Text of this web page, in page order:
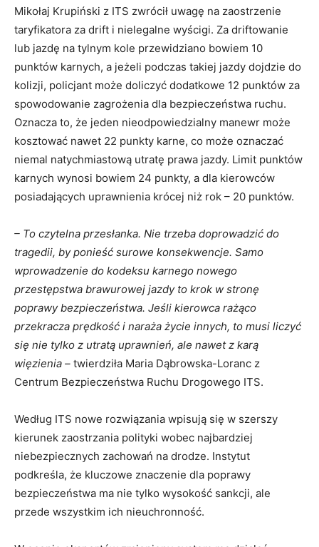
Mikołaj Krupiński z ITS zwrócił uwagę na zaostrzenie
taryfikatora za drift i nielegalne wyścigi. Za driftowanie
lub jazdę na tylnym kole przewidziano bowiem 10
punktów karnych, a jeżeli podczas takiej jazdy dojdzie do
kolizji, policjant może doliczyć dodatkowe 12 punktów za
spowodowanie zagrożenia dla bezpieczeństwa ruchu.
Oznacza to, że jeden nieodpowiedzialny manewr może
kosztować nawet 22 punkty karne, co może oznaczać
niemal natychmiastową utratę prawa jazdy. Limit punktów
karnych wynosi bowiem 24 punkty, a dla kierowców
posiadających uprawnienia krócej niż rok – 20 punktów.
– To czytelna przesłanka. Nie trzeba doprowadzić do
tragedii, by ponieść surowe konsekwencje. Samo
wprowadzenie do kodeksu karnego nowego
przestępstwa brawurowej jazdy to krok w stronę
poprawy bezpieczeństwa. Jeśli kierowca rażąco
przekracza prędkość i naraża życie innych, to musi liczyć
się nie tylko z utratą uprawnień, ale nawet z karą
więzienia – twierdziła Maria Dąbrowska-Loranc z
Centrum Bezpieczeństwa Ruchu Drogowego ITS.
Według ITS nowe rozwiązania wpisują się w szerszy
kierunek zaostrzania polityki wobec najbardziej
niebezpiecznych zachowań na drodze. Instytut
podkreśla, że kluczowe znaczenie dla poprawy
bezpieczeństwa ma nie tylko wysokość sankcji, ale
przede wszystkim ich nieuchronność.